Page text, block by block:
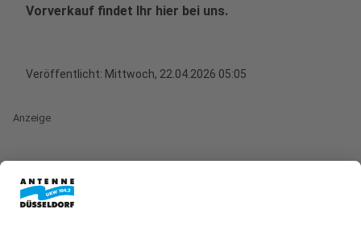
Vorverkauf findet Ihr hier bei uns.
Veröffentlicht: Mittwoch, 22.04.2026 05:05
Anzeige
Weltklasse-Padel im Castello: Die Premier
Padel Tour kommt